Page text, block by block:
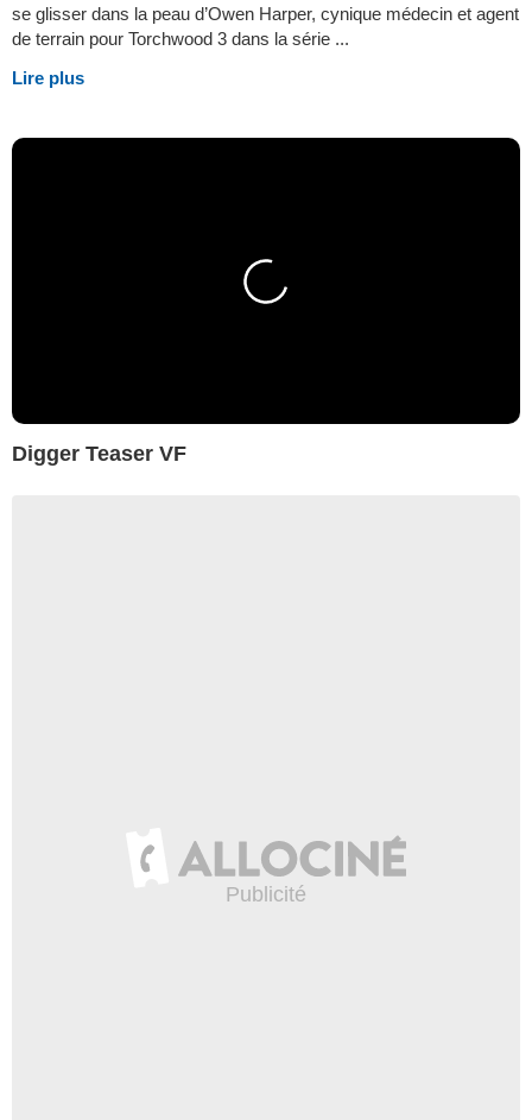
se glisser dans la peau d’Owen Harper, cynique médecin et agent
de terrain pour Torchwood 3 dans la série ...
Lire plus
Digger Teaser VF